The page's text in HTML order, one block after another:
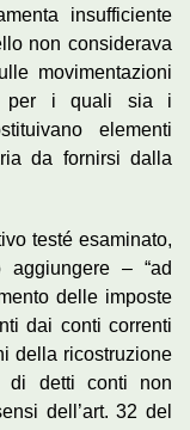
insufficiente
non considerava
movimentazioni
per i quali sia i
elementi
da fornirsi dalla
testé esaminato,
aggiungere – “ad
delle imposte
dai conti correnti
della ricostruzione
di detti conti non
dell’art. 32 del